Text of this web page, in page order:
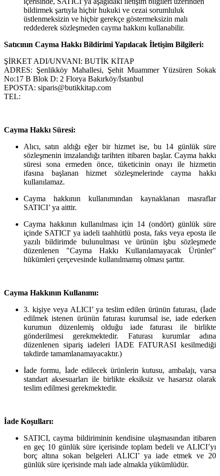
bildirmek şartıyla hiçbir hukuki ve cezai sorumluluk
üstlenmeksizin ve hiçbir gerekçe göstermeksizin malı
reddederek sözleşmeden cayma hakkını kullanabilir.
Satıcının Cayma Hakkı Bildirimi Yapılacak İletişim Bilgileri:
ŞİRKET ADI/UNVANI: BUTİK KİTAP
ADRES: Şenlikköy Mahallesi, Şehit Muammer Yüzsüren Sokak
No:17 B Blok D: 2 Florya Bakırköy/İstanbul
EPOSTA: siparis@butikkitap.com
TEL:
Cayma Hakkı Süresi:
Alıcı, satın aldığı eğer bir hizmet ise, bu 14 günlük süre
sözleşmenin imzalandığı tarihten itibaren başlar. Cayma hakkı
süresi sona ermeden önce, tüketicinin onayı ile hizmetin
ifasına başlanan hizmet sözleşmelerinde cayma hakkı
kullanılamaz.
Cayma hakkının kullanımından kaynaklanan masraflar
SATICI’ ya aittir.
Cayma hakkının kullanılması için 14 (ondört) günlük süre
içinde SATICI' ya iadeli taahhütlü posta, faks veya eposta ile
yazılı bildirimde bulunulması ve ürünün işbu sözleşmede
düzenlenen "Cayma Hakkı Kullanılamayacak Ürünler"
hükümleri çerçevesinde kullanılmamış olması şarttır.
Cayma Hakkının Kullanımı:
3. kişiye veya ALICI’ ya teslim edilen ürünün faturası, (İade
edilmek istenen ürünün faturası kurumsal ise, iade ederken
kurumun düzenlemiş olduğu iade faturası ile birlikte
gönderilmesi gerekmektedir. Faturası kurumlar adına
düzenlenen sipariş iadeleri İADE FATURASI kesilmediği
takdirde tamamlanamayacaktır.)
İade formu, İade edilecek ürünlerin kutusu, ambalajı, varsa
standart aksesuarları ile birlikte eksiksiz ve hasarsız olarak
teslim edilmesi gerekmektedir.
İade Koşulları:
SATICI, cayma bildiriminin kendisine ulaşmasından itibaren
en geç 10 günlük süre içerisinde toplam bedeli ve ALICI’yı
borç altına sokan belgeleri ALICI’ ya iade etmek ve 20
günlük süre içerisinde malı iade almakla yükümlüdür.